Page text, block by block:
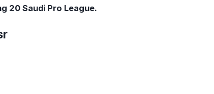
20 Saudi Pro League.